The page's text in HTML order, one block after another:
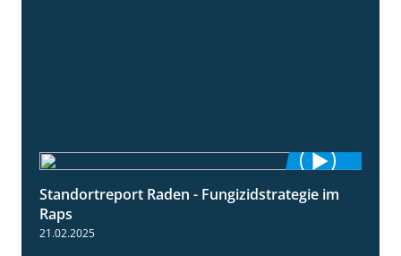
5:08
Standortreport Raden - Fungizidstrategie im
Raps
21.02.2025